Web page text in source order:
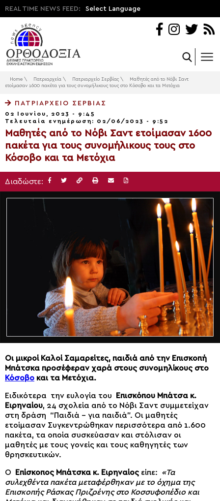
REAL TIME NEWS FEED: Select Language
Home \ Πατριαρχεία \ Πατριαρχείο Σερβίας \
Mαθητές από το Νόβι Σαντ
ετοίμασαν 1600 πακέτα για τους συνομήλικους τους στο Κόσοβο και τα Μετόχια
ΠΑΤΡΙΑΡΧΕΊΟ ΣΕΡΒΊΑΣ
02 Ιουνίου, 2023 - 9:45
Τελευταία ενημέρωση: 02/06/2023 - 9:52
Mαθητές από το Νόβι Σαντ ετοίμασαν 1600
πακέτα για τους συνομήλικους τους στο
Κόσοβο και τα Μετόχια
Διαδώστε:
Οι μικροί Καλοί Σαμαρείτες, παιδιά από την Επισκοπή
Μπάτσκα προσέφεραν χαρά στους συνομηλίκους στο
Κόσοβο και τα Μετόχια.
Ειδικότερα την ευλογία του Επισκόπου Μπάτσα κ.
Ειρηναίου, 24 σχολεία από το Νόβι Σαντ συμμετείχαν
στη δράση “Παιδιά – για παιδιά”. Οι μαθητές
ετοίμασαν Συγκεντρώθηκαν περισσότερα από 1.600
πακέτα, τα οποία συσκεύασαν και στόλισαν οι
μαθητές με τους γονείς και τους καθηγητές των
θρησκευτικών.
Ο Επίσκοπος Μπάτσκα κ. Ειρηναίος είπε: «Τα
συλεχθέντα πακέτα μεταφέρθηκαν με το όχημα της
Επισκοπής Ράσκας Πριζρένης στο Κοσσυφοπέδιο και